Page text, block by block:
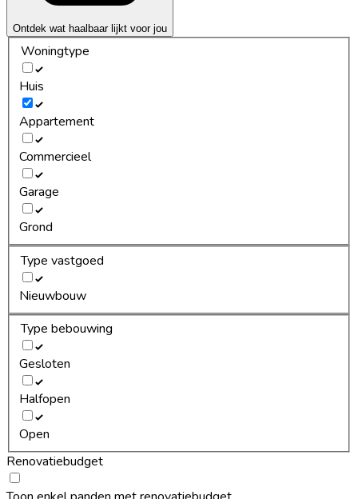
Ontdek wat haalbaar lijkt voor jou
Woningtype
Huis
Appartement
Commercieel
Garage
Grond
Type vastgoed
Nieuwbouw
Type bebouwing
Gesloten
Halfopen
Open
Renovatiebudget